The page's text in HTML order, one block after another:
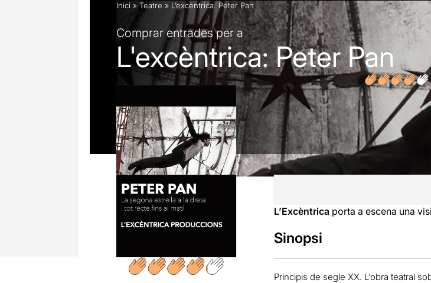
Inici » Teatre » L’excèntrica: Peter Pan
Comprar entrades per a
L'excèntrica: Peter Pan
L’Excèntrica porta a escena una
Sinopsi
Principis de segle XX. L’obra teatral